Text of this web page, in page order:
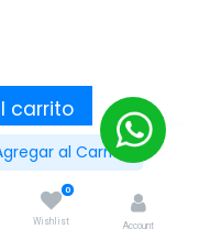
al Carrito
0
Wishlist Account
carrito